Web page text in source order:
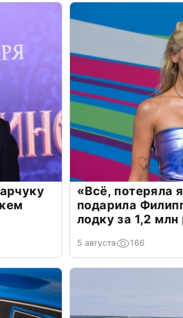
«Всё, потеряла
подарила
лодку за 1,2 млн
5 августа 166